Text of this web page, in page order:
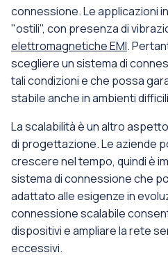
connessione. Le applicazioni
"ostili", con presenza di
elettromagnetiche EMI.
scegliere un sistema di
tali condizioni e che possa
stabile anche in ambienti
La scalabilità è un altro
di progettazione. Le aziende
crescere nel tempo, quindi è
sistema di connessione che
adattato alle esigenze in
connessione scalabile
dispositivi e ampliare la rete
eccessivi.